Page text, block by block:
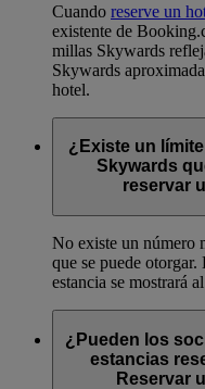
Cuando reserve un
existente de
millas Skywards
Skywards
hotel.
¿Existe un
Skywards
reservar
No existe un número
que se puede
estancia se mostrará
¿Pueden los
estancias
Reservar